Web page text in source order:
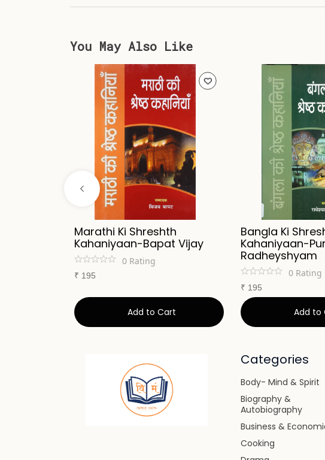
You May Also Like
Marathi Ki Shreshth
Kahaniyaan-Bapat Vijay
0 Rating
₹ 195
Add to Cart
Bangla Ki
Kahaniyaan-
Radheyshyam
0 Rating
₹ 195
Add to
Categories
Body- Mind & Spirit
Biography &
Autobiography
Business &
Cooking